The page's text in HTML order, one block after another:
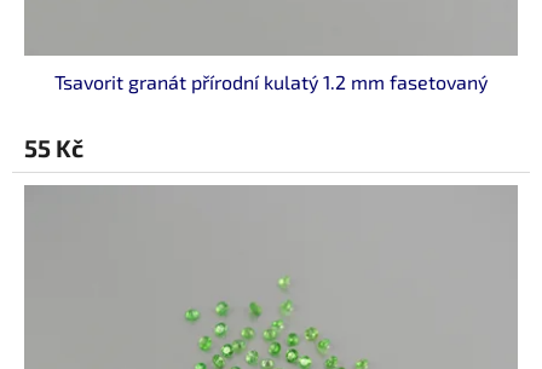
Tsavorit granát přírodní kulatý 1.2 mm fasetovaný
55 Kč